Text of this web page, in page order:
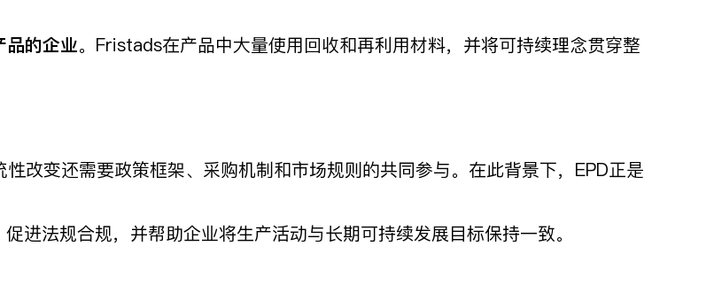
品的企业。Fristads在产品中大量使用回收和再利用材料，并将可持续理念贯穿整
改变还需要政策框架、采购机制和市场规则的共同参与。在此背景下，EPD正是
进法规合规，并帮助企业将生产活动与长期可持续发展目标保持一致。